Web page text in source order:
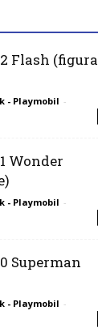
Flash (figura
- Playmobil -
Wonder
- Playmobil -
Superman
- Playmobil -